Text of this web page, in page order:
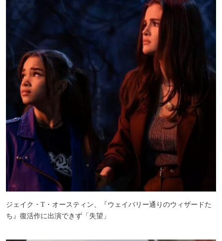
ジェイク・T・オースティン、『ウェイバリー通りのウィザードた
ち』復活作に出演できず「失望」